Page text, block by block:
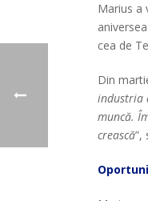
Marius a
cea de
Din
industria
muncă.
crească”,